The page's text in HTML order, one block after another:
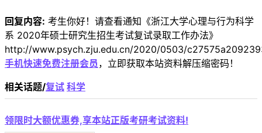
回复内容: 考生你好！请查看通知《浙江大学心理与行为科学
系 2020年硕士研究生招生考试复试录取工作办法》
http://www.psych.zju.edu.cn/2020/0503/
手机快速免费注册会员 ，立即获取本站资料解压缩密码！
相关话题/复试 科学
领限时大额优惠券,享本站正版考研考试资料!